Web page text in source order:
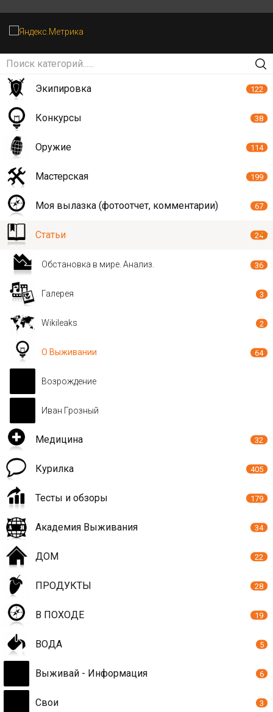
Экипировка 122
Конкурсы 38
Оружие 114
Мастерская 199
Моя вылазка (фотоотчет, комментарии) 67
Статьи 24
Обстановка в мире. Анализ. 36
Галерея 3
Wikileaks 2
О Выживании 64
Возрождение
Иван Грозный
Медицина 32
Курилка 405
Тесты и обзоры 179
Академия Выживания 34
ДОМ 22
ПРОДУКТЫ 28
В ПОХОДЕ 19
ВОДА 5
Выживай - Информация 6
Свои 3